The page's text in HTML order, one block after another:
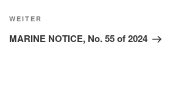
Nächster
Beitrag
WEITER
MARINE NOTICE, No. 55 of 2024